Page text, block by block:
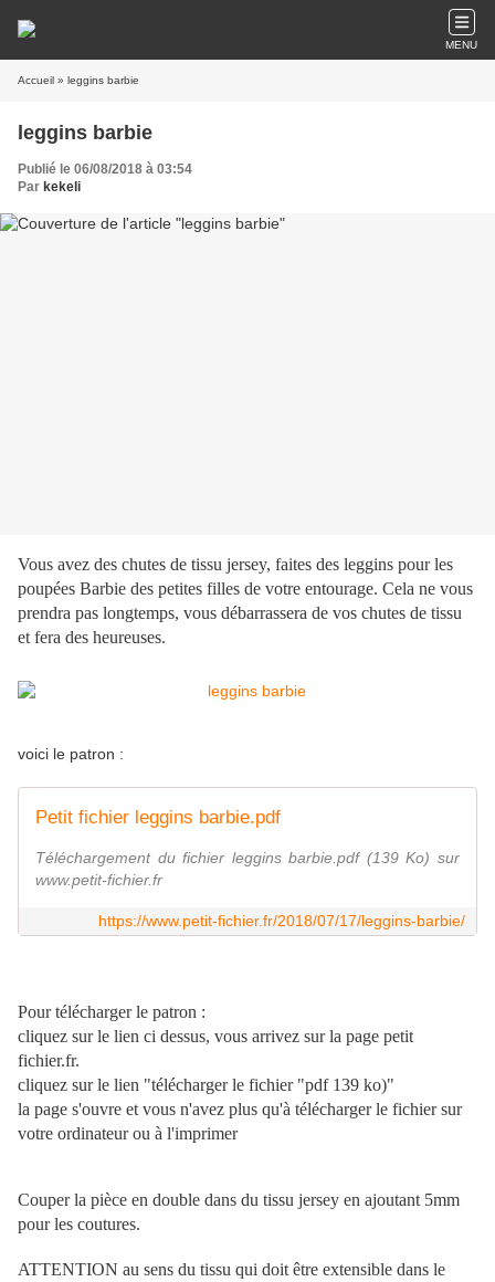
MENU
Accueil » leggins barbie
leggins barbie
Publié le 06/08/2018 à 03:54
Par kekeli
Vous avez des chutes de tissu jersey, faites des leggins pour les
poupées Barbie des petites filles de votre entourage. Cela ne vous
prendra pas longtemps, vous débarrassera de vos chutes de tissu
et fera des heureuses.
voici le patron :
Petit fichier leggins barbie.pdf
Téléchargement du fichier leggins barbie.pdf (139 Ko) sur
www.petit-fichier.fr
https://www.petit-fichier.fr/2018/07/17/leggins-barbie/
Pour télécharger le patron :
cliquez sur le lien ci dessus, vous arrivez sur la page petit
fichier.fr.
cliquez sur le lien "télécharger le fichier "pdf 139 ko)"
la page s'ouvre et vous n'avez plus qu'à télécharger le fichier sur
votre ordinateur ou à l'imprimer
Couper la pièce en double dans du tissu jersey en ajoutant 5mm
pour les coutures.
ATTENTION au sens du tissu qui doit être extensible dans le